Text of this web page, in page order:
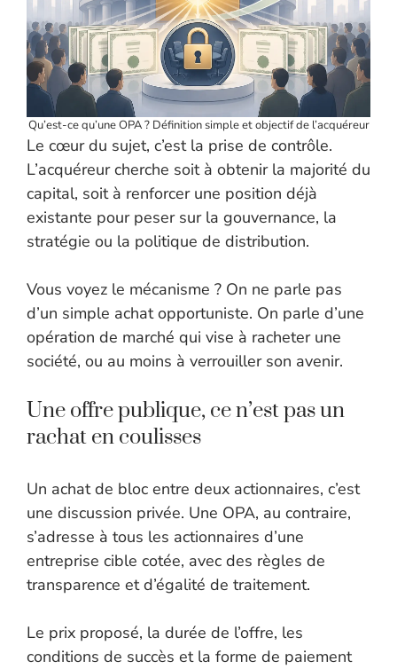
Qu’est-ce qu’une OPA ? Définition simple et objectif de l’acquéreur
Le cœur du sujet, c’est la prise de contrôle.
L’acquéreur cherche soit à obtenir la majorité du
capital, soit à renforcer une position déjà
existante pour peser sur la gouvernance, la
stratégie ou la politique de distribution.
Vous voyez le mécanisme ? On ne parle pas
d’un simple achat opportuniste. On parle d’une
opération de marché qui vise à racheter une
société, ou au moins à verrouiller son avenir.
Une offre publique, ce n’est pas un
rachat en coulisses
Un achat de bloc entre deux actionnaires, c’est
une discussion privée. Une OPA, au contraire,
s’adresse à tous les actionnaires d’une
entreprise cible cotée, avec des règles de
transparence et d’égalité de traitement.
Le prix proposé, la durée de l’offre, les
conditions de succès et la forme de paiement